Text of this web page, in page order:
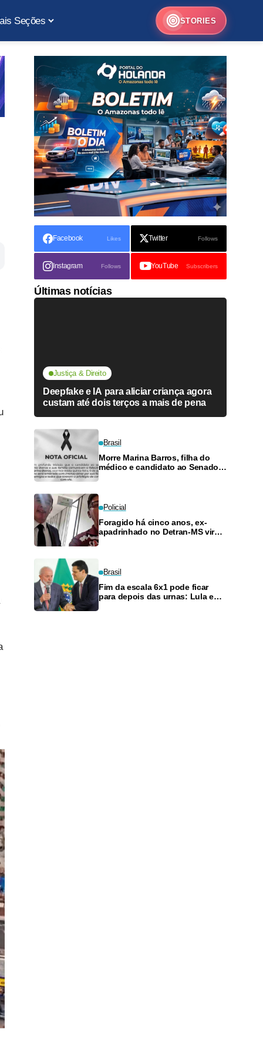
Seções STORIES
Facebook Likes Twitter Follows
Instagram Follows YouTube Subscribers
Últimas notícias
Justiça & Direito
Deepfake e IA para aliciar criança agora
custam até dois terços a mais de pena
Brasil
Morre Marina Barros, filha do
médico e candidato ao Senado
Policial
Foragido há cinco anos, ex-
apadrinhado no Detran-MS vira
Brasil
Fim da escala 6x1 pode ficar
para depois das urnas: Lula e